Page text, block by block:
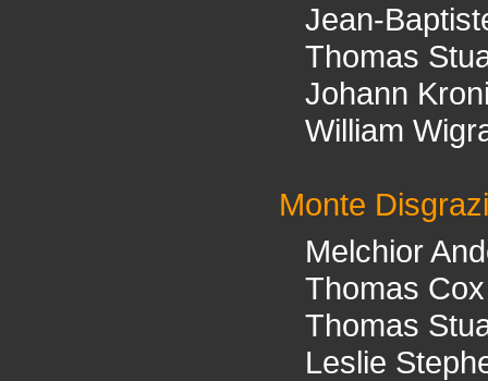
Jean-
Thomas
Johann
William
Monte
Melchior
Thomas Cox
Thomas
Leslie